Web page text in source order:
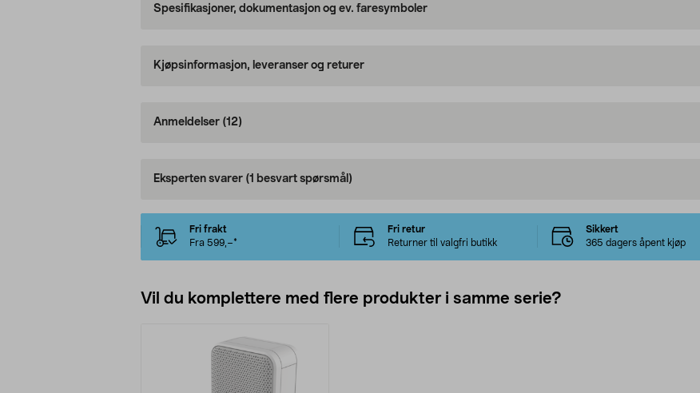
Spesifikasjoner, dokumentasjon og ev. faresymboler
Kjøpsinformasjon, leveranser og returer
Anmeldelser (12)
Eksperten svarer (1 besvart spørsmål)
Fri frakt
Fra 599,–*
Fri retur
Returner til valgfri butikk
Sikkert
365 dagers åpent kjøp
Vil du komplettere med flere produkter i samme serie?